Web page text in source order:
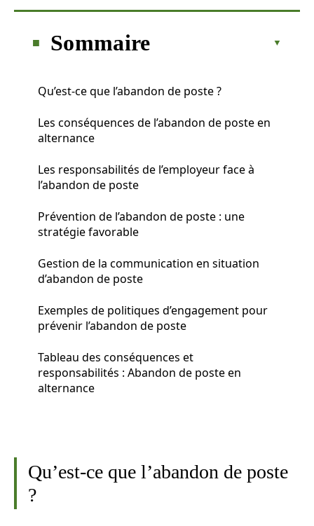
Sommaire
Qu’est-ce que l’abandon de poste ?
Les conséquences de l’abandon de poste en
alternance
Les responsabilités de l’employeur face à
l’abandon de poste
Prévention de l’abandon de poste : une
stratégie favorable
Gestion de la communication en situation
d’abandon de poste
Exemples de politiques d’engagement pour
prévenir l’abandon de poste
Tableau des conséquences et
responsabilités : Abandon de poste en
alternance
Qu’est-ce que l’abandon de poste
?